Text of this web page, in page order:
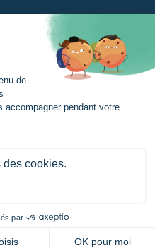
L’Eurorégion
Qu’est-ce que l’Eurorégion ?
Actualités
Espace presse
Navarre |Mentions légales